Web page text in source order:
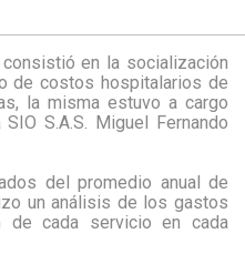
en la socialización
de costos hospitalarios de
la misma estuvo a cargo
S.A.S. Miguel Fernando
del promedio anual de
un análisis de los gastos
de cada servicio en cada